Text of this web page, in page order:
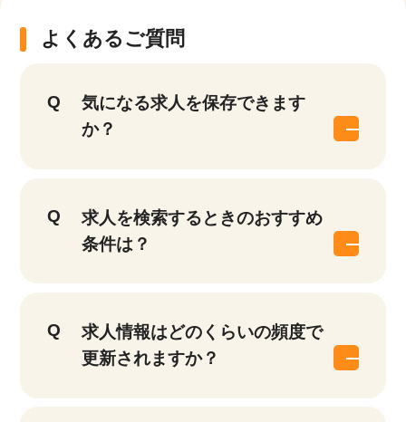
よくあるご質問
気になる求人を保存できます
か？
求人を検索するときのおすすめ
条件は？
求人情報はどのくらいの頻度で
更新されますか？